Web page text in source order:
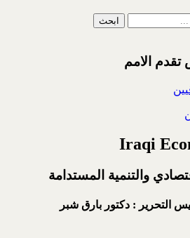
تقدم الامم
Iraqi
والتنمية المستدامة
التحرير : دكتور بارق شبر